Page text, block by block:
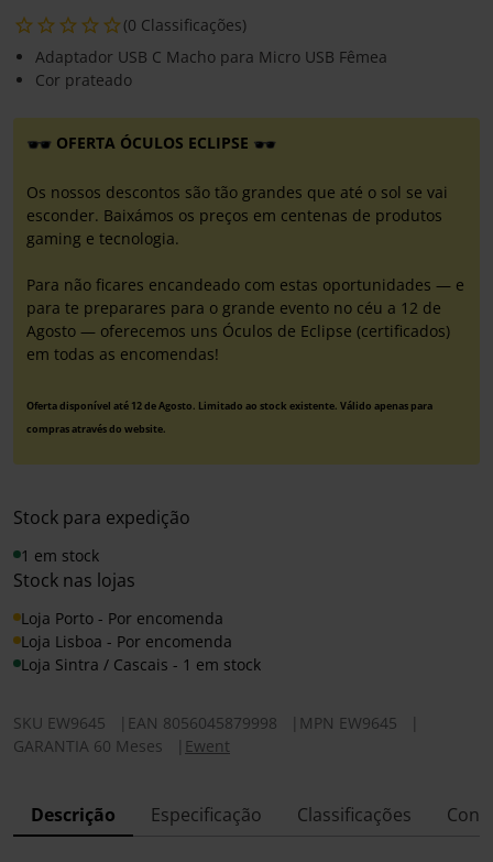
(0 Classificações)
Adaptador USB C Macho para Micro USB Fêmea
Cor prateado
OFERTA ÓCULOS ECLIPSE
Os nossos descontos são tão grandes que até o sol se vai
esconder. Baixámos os preços em centenas de produtos
gaming e tecnologia.
Para não ficares encandeado com estas oportunidades — e
para te preparares para o grande evento no céu a 12 de
Agosto — oferecemos uns Óculos de Eclipse (certificados)
em todas as encomendas!
Oferta disponível até 12 de Agosto. Limitado ao stock existente. Válido apenas para
compras através do website.
Stock para expedição
1 em stock
Stock nas lojas
Loja Porto - Por encomenda
Loja Lisboa - Por encomenda
Loja Sintra / Cascais - 1 em stock
SKU EW9645 EAN 8056045879998 MPN EW9645
GARANTIA 60 Meses
Ewent
Descrição Especificação Classificações